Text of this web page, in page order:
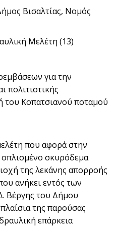
Βισαλτίας, Νομός
Μελέτη (13)
για την
πολιτιστικής
του Κοπατσιανού ποταμού
που αφορά στην
σκυρόδεμα
της λεκάνης απορροής
ανήκει εντός των
Βέργης του Δήμου
της παρούσας
επάρκεια